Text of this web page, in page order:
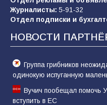
В детском саду № 17
Мисс»
53 08.08.2026
Журналисты: 5-91-32
Отдел подписки и
НОВОСТИ
Группа грибников
одинокую испуганную
Вучич пообещал помочь
вступить в ЕС